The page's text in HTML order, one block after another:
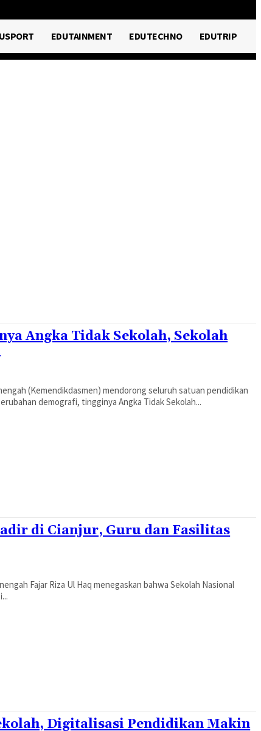
EDUTAINMENT EDUTECHNO EDUTRIP
Angka Tidak Sekolah, Sekolah
(Kemendikdasmen) mendorong seluruh satuan pendidikan
demografi, tingginya Angka Tidak Sekolah...
di Cianjur, Guru dan Fasilitas
Fajar Riza Ul Haq menegaskan bahwa Sekolah Nasional
Digitalisasi Pendidikan Makin